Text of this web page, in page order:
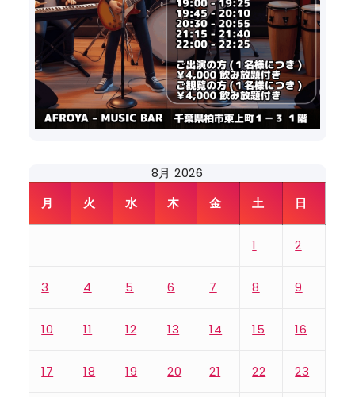
8月 2026
月
火 水 木 金 土 日
1 2
3 4 5 6 7 8 9
10 11 12 13 14 15 16
17 18 19 20 21 22 23